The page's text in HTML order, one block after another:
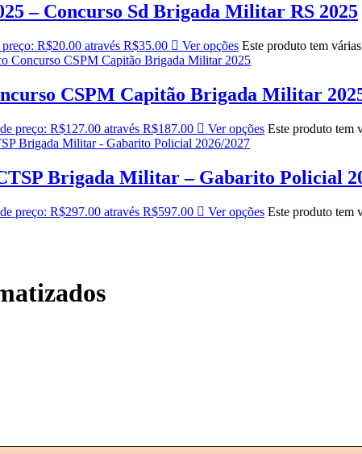
– Concurso Sd Brigada Militar RS 2025
R$20.00 através R$35.00 Ver opções Este produto tem
CSPM Capitão Brigada Militar
preço: R$127.00 através R$187.00 Ver opções Este produto tem
Brigada Militar – Gabarito Policial
preço: R$297.00 através R$597.00 Ver opções Este produto tem